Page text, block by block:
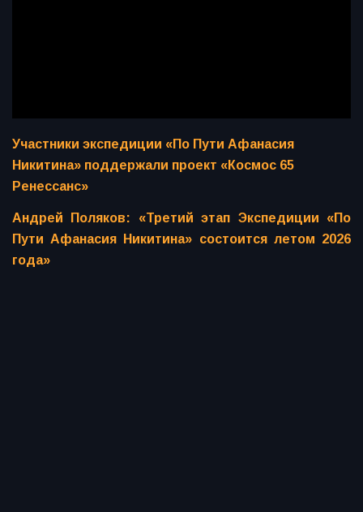
Участники экспедиции «По Пути Афанасия
Никитина» поддержали проект «Космос 65
Ренессанс»
Андрей Поляков: «Третий этап Экспедиции «По
Пути Афанасия Никитина» состоится летом 2026
года»